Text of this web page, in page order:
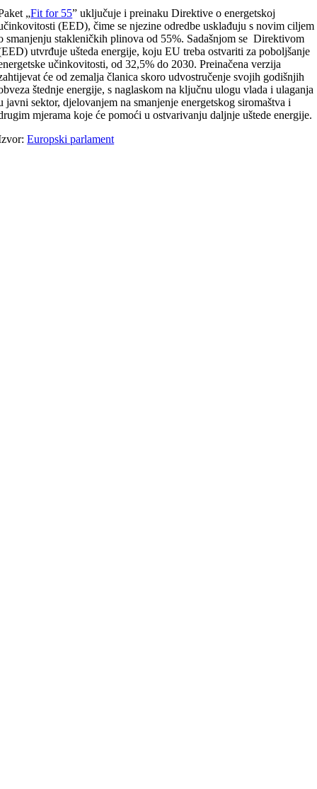
„Fit for 55” uključuje i preinaku Direktive o energetskoj
(EED), čime se njezine odredbe usklađuju s novim ciljem
smanjenju stakleničkih plinova od 55%. Sadašnjom se Direktivom
utvrđuje ušteda energije, koju EU treba ostvariti za poboljšanje
učinkovitosti, od 32,5% do 2030. Preinačena verzija
će od zemalja članica skoro udvostručenje svojih godišnjih
štednje energije, s naglaskom na ključnu ulogu vlada i ulaganja
javni sektor, djelovanjem na smanjenje energetskog siromaštva i
mjerama koje će pomoći u ostvarivanju daljnje uštede energije.
Europski parlament